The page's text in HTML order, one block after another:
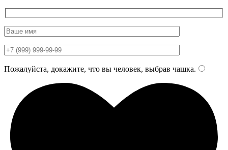
Пожалуйста, докажите, что вы человек, выбрав чашка.